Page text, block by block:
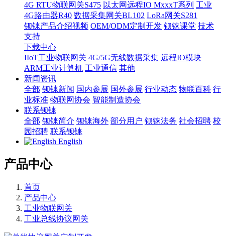
4G RTU物联网关S475 以太网远程IO MxxxT系列 工业
4G路由器R40 数据采集网关BL102 LoRa网关S281
钡铼产品介绍视频 OEM/ODM定制开发 钡铼课堂 技术
支持
下载中心
IIoT工业物联网关 4G/5G无线数据采集 远程IO模块
ARM工业计算机 工业通信 其他
新闻资讯
全部 钡铼新闻 国内参展 国外参展 行业动态 物联百科 行
业标准 物联网协会 智能制造协会
联系钡铼
全部 钡铼简介 钡铼海外 部分用户 钡铼法务 社会招聘 校
园招聘 联系钡铼
English
产品中心
首页
产品中心
工业物联网关
工业总线协议网关